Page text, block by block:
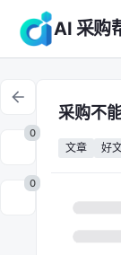
AI 采购
0
0
采购不
文章 好